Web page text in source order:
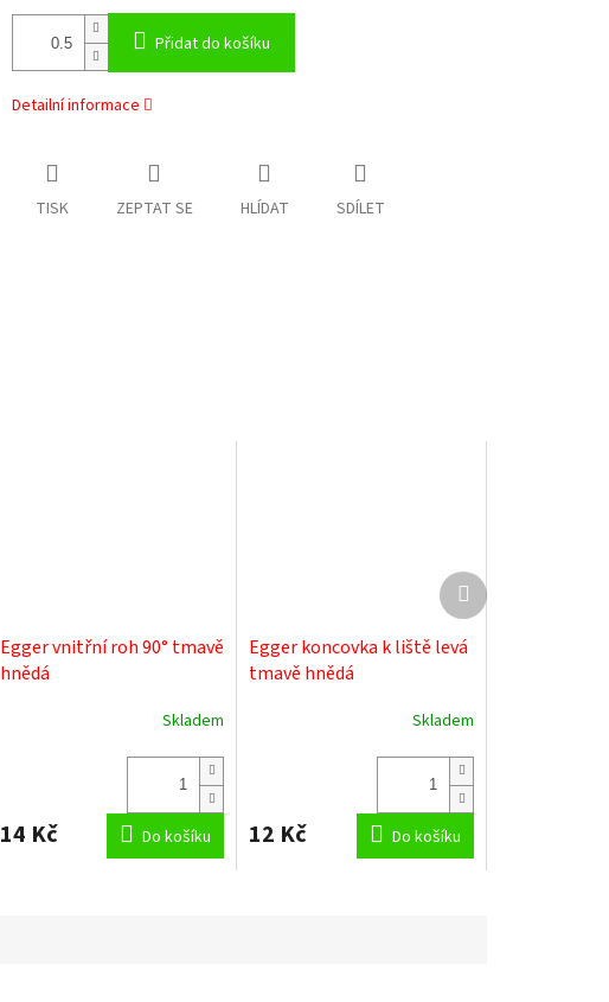
Přidat do košíku
Detailní informace
TISK ZEPTAT SE HLÍDAT SDÍLET
Egger vnitřní roh 90° tmavě
hnědá
Skladem
14 Kč Do košíku
Egger koncovka k liště levá
tmavě hnědá
Skladem
12 Kč Do košíku
Další
produkt